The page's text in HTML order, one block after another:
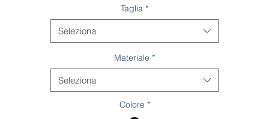
Taglia *
Seleziona
Materiale *
Seleziona
Colore *